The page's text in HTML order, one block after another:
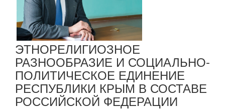
ЭТНОРЕЛИГИОЗНОЕ
РАЗНООБРАЗИЕ И СОЦИАЛЬНО-
ПОЛИТИЧЕСКОЕ ЕДИНЕНИЕ
РЕСПУБЛИКИ КРЫМ В СОСТАВЕ
РОССИЙСКОЙ ФЕДЕРАЦИИ